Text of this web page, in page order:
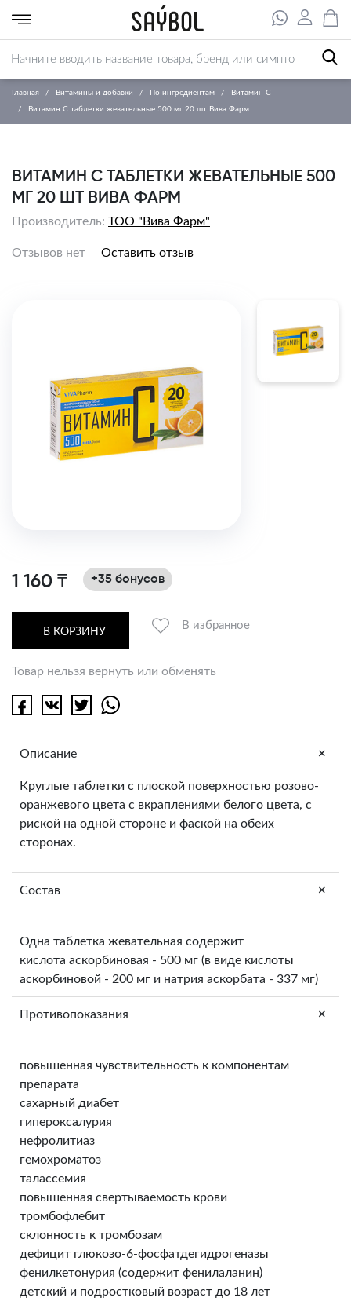
Главная Витамины и добавки По ингредиентам Витамин С
Витамин С таблетки жевательные 500 мг 20 шт Вива Фарм
ВИТАМИН С ТАБЛЕТКИ ЖЕВАТЕЛЬНЫЕ 500
МГ 20 ШТ ВИВА ФАРМ
Производитель: ТОО "Вива Фарм"
Отзывов нет Оставить отзыв
1 160 ₸ +35 бонусов
В КОРЗИНУ
В избранное
Товар нельзя вернуть или обменять
Описание +
Круглые таблетки с плоской поверхностью розово-
оранжевого цвета с вкраплениями белого цвета, с
риской на одной стороне и фаской на обеих
сторонах.
Состав +
Одна таблетка жевательная содержит
кислота аскорбиновая - 500 мг (в виде кислоты
аскорбиновой - 200 мг и натрия аскорбата - 337 мг)
Противопоказания +
повышенная чувствительность к компонентам
препарата
сахарный диабет
гипероксалурия
нефролитиаз
гемохроматоз
талассемия
повышенная свертываемость крови
тромбофлебит
склонность к тромбозам
дефицит глюкозо-6-фосфатдегидрогеназы
фенилкетонурия (содержит фенилаланин)
детский и подростковый возраст до 18 лет